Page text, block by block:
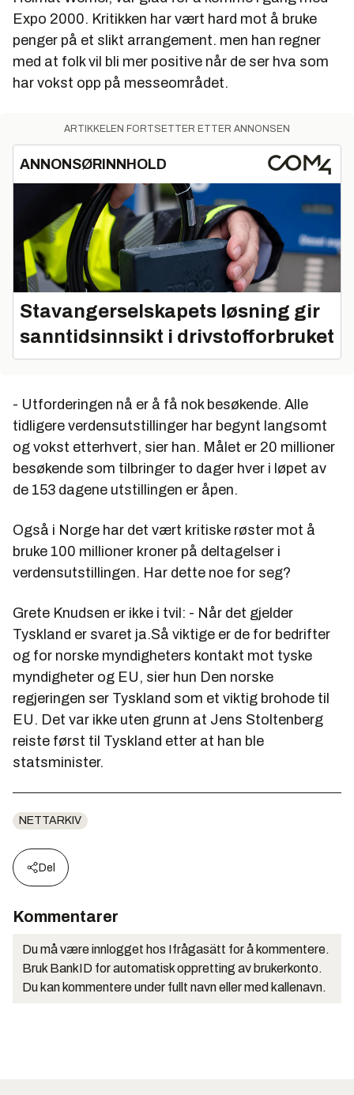
Expo 2000. Kritikken har vært hard mot å bruke
penger på et slikt arrangement. men han regner
med at folk vil bli mer positive når de ser hva som
har vokst opp på messeområdet.
ARTIKKELEN FORTSETTER ETTER ANNONSEN
ANNONSØRINNHOLD
Stavangerselskapets løsning gir
sanntidsinnsikt i drivstofforbruket
- Utforderingen nå er å få nok besøkende. Alle
tidligere verdensutstillinger har begynt langsomt
og vokst etterhvert, sier han. Målet er 20 millioner
besøkende som tilbringer to dager hver i løpet av
de 153 dagene utstillingen er åpen.
Også i Norge har det vært kritiske røster mot å
bruke 100 millioner kroner på deltagelser i
verdensutstillingen. Har dette noe for seg?
Grete Knudsen er ikke i tvil: - Når det gjelder
Tyskland er svaret ja.Så viktige er de for bedrifter
og for norske myndigheters kontakt mot tyske
myndigheter og EU, sier hun Den norske
regjeringen ser Tyskland som et viktig brohode til
EU. Det var ikke uten grunn at Jens Stoltenberg
reiste først til Tyskland etter at han ble
statsminister.
NETTARKIV
Del
Kommentarer
Du må være innlogget hos Ifrågasätt for å kommentere.
Bruk BankID for automatisk oppretting av brukerkonto.
Du kan kommentere under fullt navn eller med kallenavn.